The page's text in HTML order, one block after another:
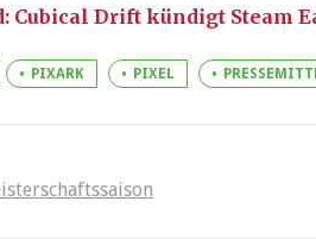
Cubical Drift kündigt Steam
PIXARK PIXEL